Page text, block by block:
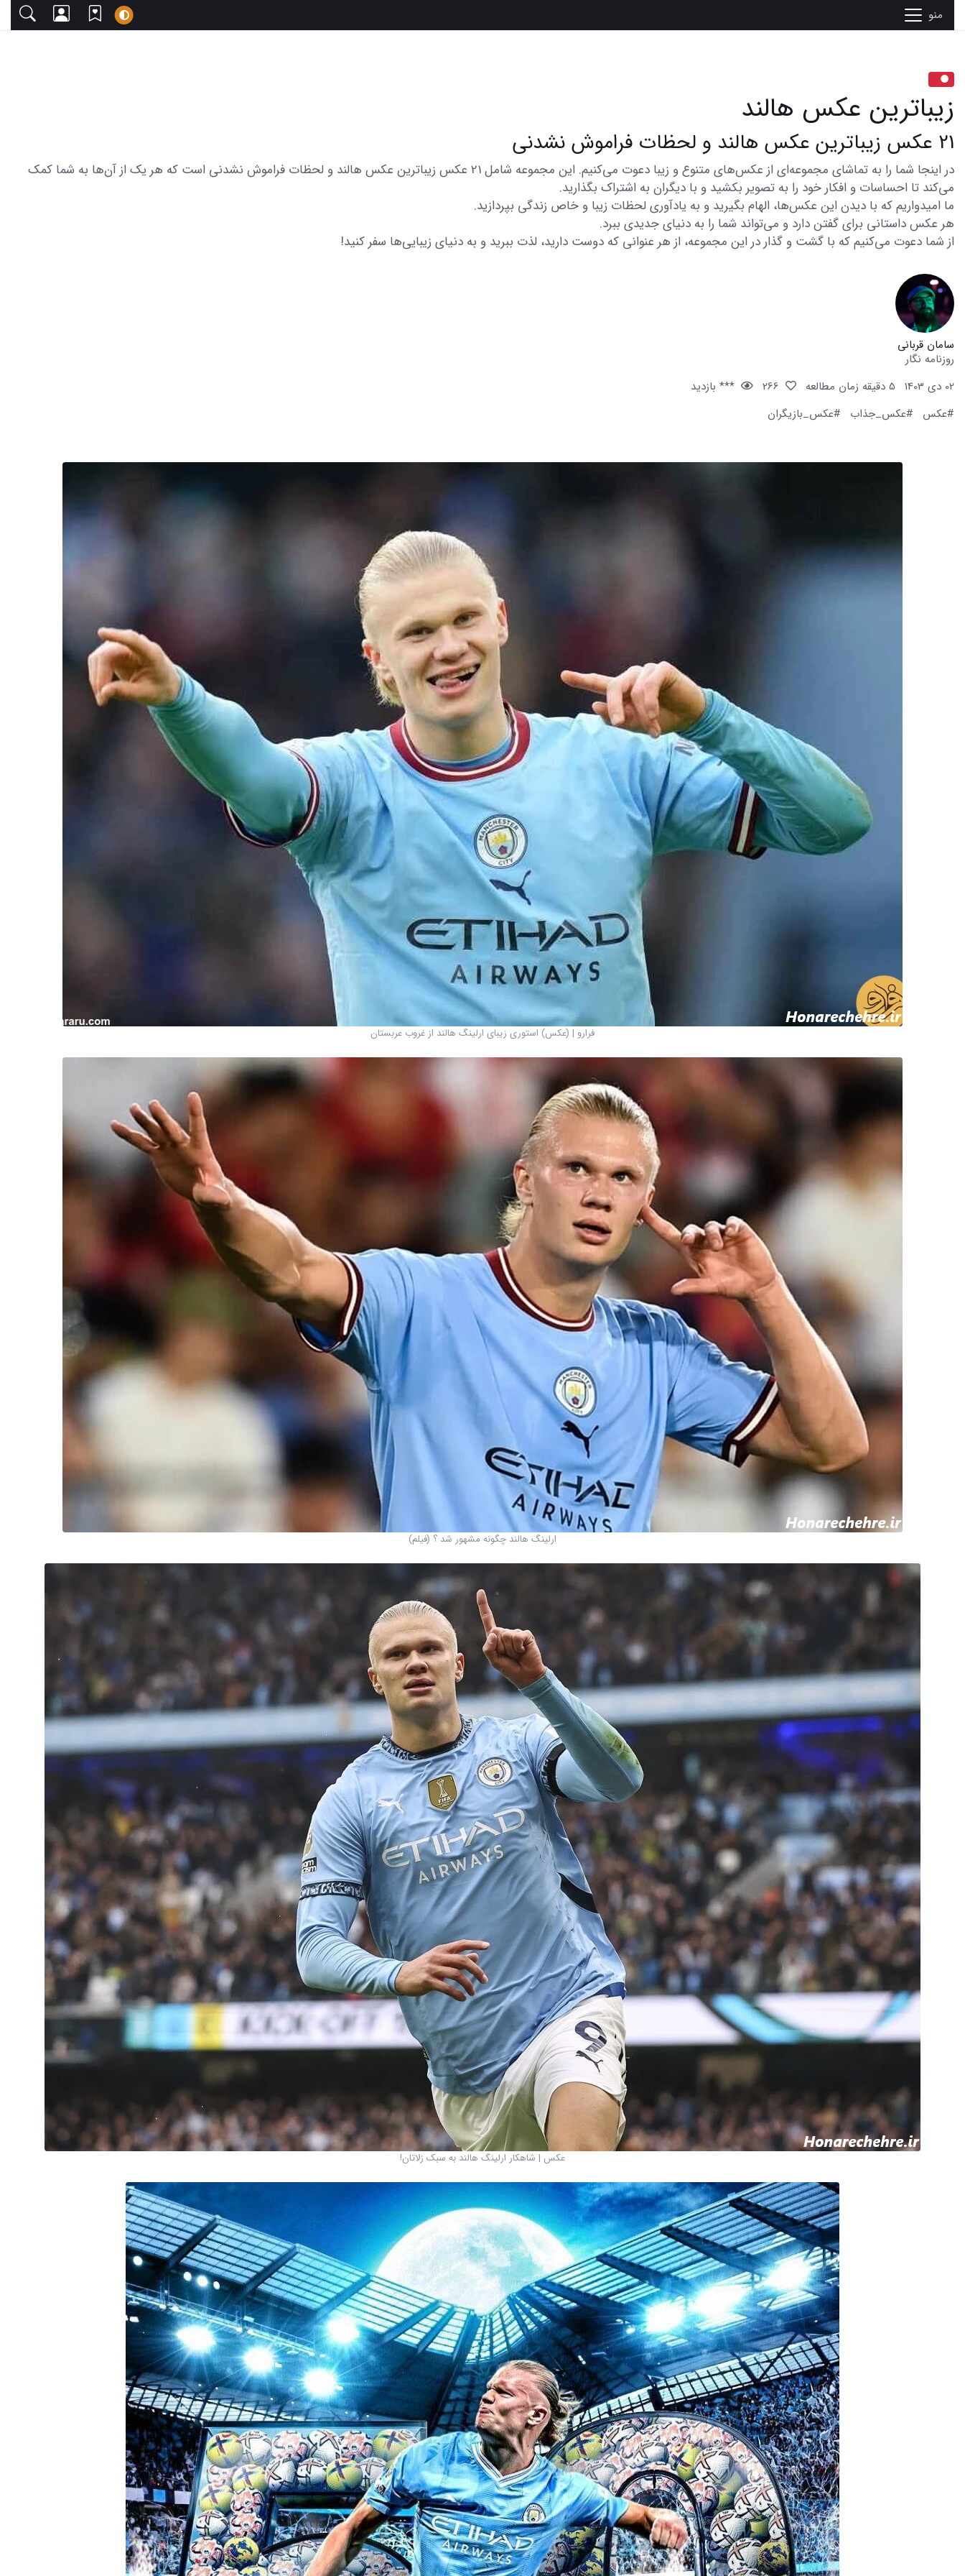
منو
زیباترین عکس هالند
21 عکس زیباترین عکس هالند و لحظات فراموش نشدنی
در اینجا شما را به تماشای مجموعه‌ای از عکس‌های متنوع و زیبا دعوت می‌کنیم. این مجموعه شامل 21 عکس زیباترین عکس هالند و لحظات فراموش نشدنی است که هر یک از آن‌ها به شما کمک
می‌کند تا احساسات و افکار خود را به تصویر بکشید و با دیگران به اشتراک بگذارید.
ما امیدواریم که با دیدن این عکس‌ها، الهام بگیرید و به یادآوری لحظات زیبا و خاص زندگی بپردازید.
هر عکس داستانی برای گفتن دارد و می‌تواند شما را به دنیای جدیدی ببرد.
از شما دعوت می‌کنیم که با گشت و گذار در این مجموعه، از هر عنوانی که دوست دارید، لذت ببرید و به دنیای زیبایی‌ها سفر کنید!
سامان قربانی
روزنامه نگار
02 دی 1403
5 دقیقه زمان مطالعه
*** بازدید
#عکس
#عکس_جذاب #عکس_بازیگران
فرارو | (عکس) استوری زیبای ارلینگ هالند از غروب عربستان
ارلینگ هالند چگونه مشهور شد ؟ (فیلم)
عکس | شاهکار ارلینگ هالند به سبک زلاتان!